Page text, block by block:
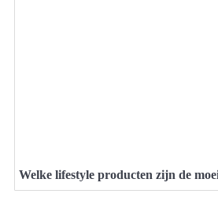
Welke lifestyle producten zijn de